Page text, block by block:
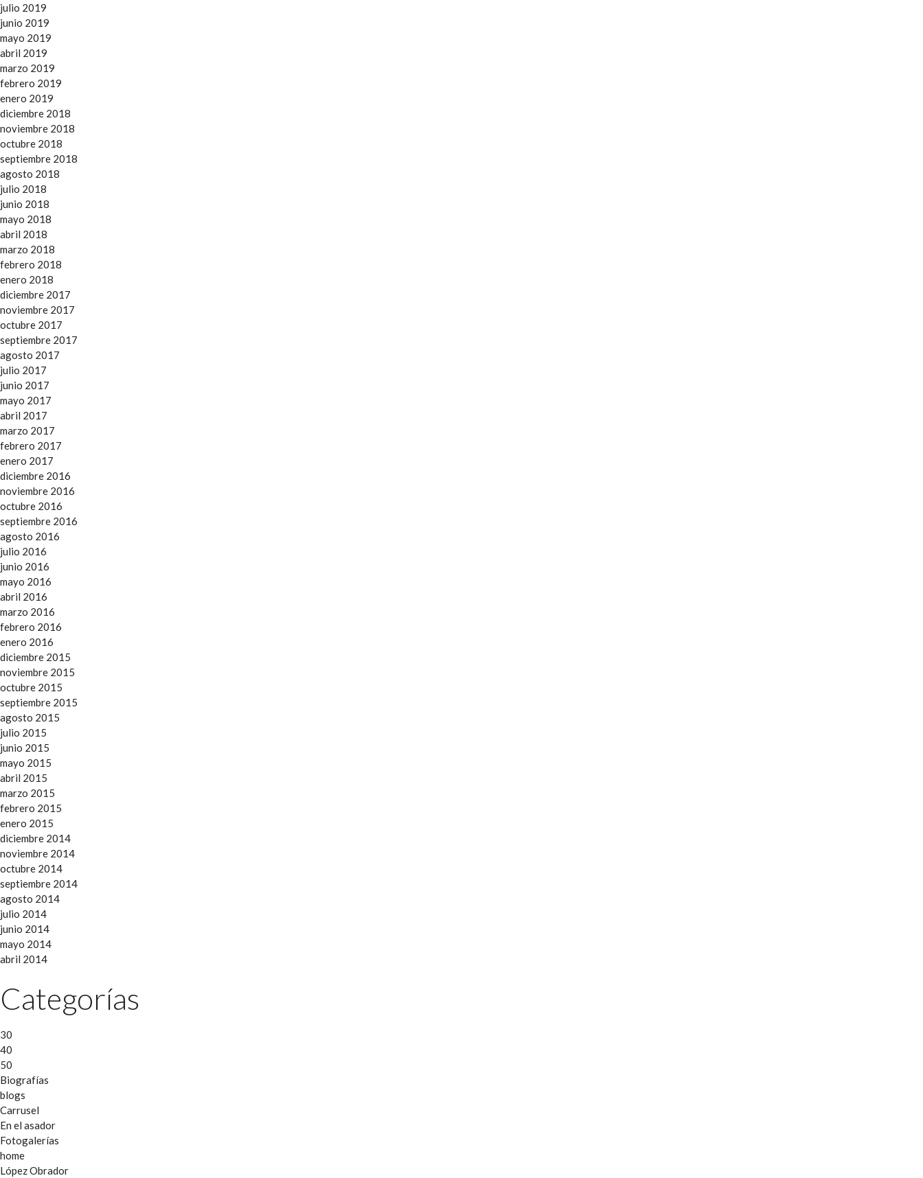
julio 2019
junio 2019
mayo 2019
abril 2019
marzo 2019
febrero 2019
enero 2019
diciembre 2018
noviembre 2018
octubre 2018
septiembre 2018
agosto 2018
julio 2018
junio 2018
mayo 2018
abril 2018
marzo 2018
febrero 2018
enero 2018
diciembre 2017
noviembre 2017
octubre 2017
septiembre 2017
agosto 2017
julio 2017
junio 2017
mayo 2017
abril 2017
marzo 2017
febrero 2017
enero 2017
diciembre 2016
noviembre 2016
octubre 2016
septiembre 2016
agosto 2016
julio 2016
junio 2016
mayo 2016
abril 2016
marzo 2016
febrero 2016
enero 2016
diciembre 2015
noviembre 2015
octubre 2015
septiembre 2015
agosto 2015
julio 2015
junio 2015
mayo 2015
abril 2015
marzo 2015
febrero 2015
enero 2015
diciembre 2014
noviembre 2014
octubre 2014
septiembre 2014
agosto 2014
julio 2014
junio 2014
mayo 2014
abril 2014
Categorías
30
40
50
Biografías
blogs
Carrusel
En el asador
Fotogalerías
home
López Obrador